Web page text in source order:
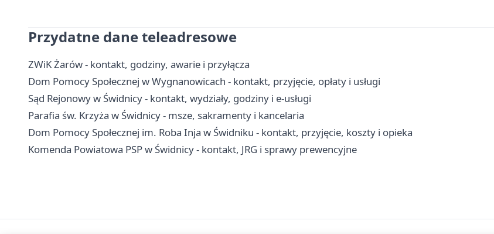
Przydatne dane teleadresowe
ZWiK Żarów - kontakt, godziny, awarie i przyłącza
Dom Pomocy Społecznej w Wygnanowicach - kontakt, przyjęcie, opłaty i usługi
Sąd Rejonowy w Świdnicy - kontakt, wydziały, godziny i e-usługi
Parafia św. Krzyża w Świdnicy - msze, sakramenty i kancelaria
Dom Pomocy Społecznej im. Roba Inja w Świdniku - kontakt, przyjęcie, koszty i opieka
Komenda Powiatowa PSP w Świdnicy - kontakt, JRG i sprawy prewencyjne